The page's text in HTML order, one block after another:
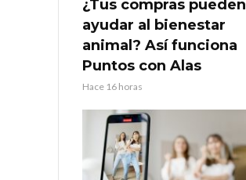
¿Tus compras pueden
ayudar al bienestar
animal? Así funciona
Puntos con Alas
Hace 16 horas